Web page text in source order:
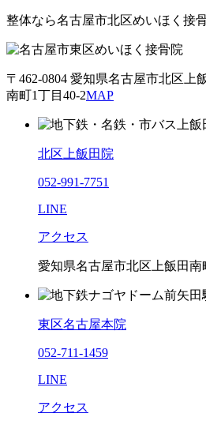
整体なら名古屋市北区めいほく接
〒462-0804 愛知県名古屋市北区上
南町1丁目40-2MAP
北区上飯田院
052-991-7751
LINE
アクセス
愛知県名古屋市北区上飯田南
東区名古屋本院
052-711-1459
LINE
アクセス